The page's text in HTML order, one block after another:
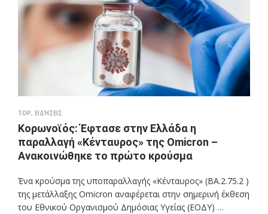
TOP, ΕΙΔΉΣΕΙΣ
Κορωνοϊός: Έφτασε στην Ελλάδα η
παραλλαγή «Κένταυρος» της Omicron –
Ανακοινώθηκε το πρώτο κρούσμα
Ένα κρούσμα της υποπαραλλαγής «Κένταυρος» (ΒΑ.2.75.2 )
της μετάλλαξης Omicron αναφέρεται στην σημερινή έκθεση
του Εθνικού Οργανισμού Δημόσιας Υγείας (ΕΟΔΥ) …